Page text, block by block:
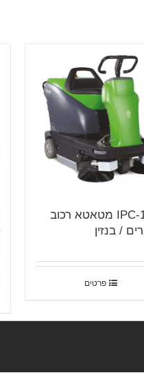
IPC-1050 מטאטא רכוב
/ בנזין
פרטים